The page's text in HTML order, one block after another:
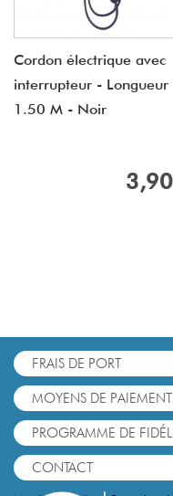
Cordon électrique avec
interrupteur - Longueur
1.50 M - Noir
FRAIS DE PORT
MOYENS DE PAIEMENT
PROGRAMME DE
CONTACT